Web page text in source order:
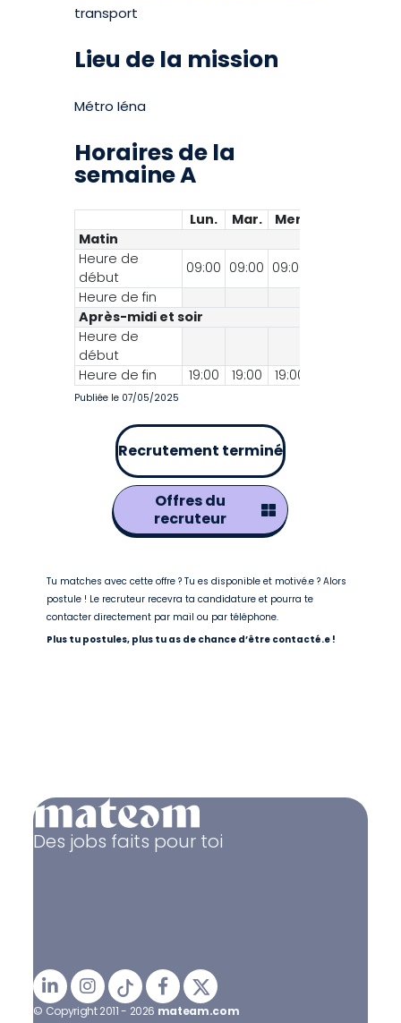
transport
Lieu de la mission
Métro Iéna
Horaires de la
semaine A
Lun. Mar. Mer.
Matin
Heure de
début
09:00 09:00 09:00
Heure de fin
Après-midi et soir
Heure de
début
Heure de fin
19:00 19:00 19:00
Publiée le 07/05/2025
Recrutement terminé
Offres du
recruteur
Tu matches avec cette offre ? Tu es disponible et motivé.e ? Alors
postule ! Le recruteur recevra ta candidature et pourra te
contacter directement par mail ou par téléphone.
Plus tu postules, plus tu as de chance d’être contacté.e !
Des jobs faits pour toi
© Copyright 2011 - 2026 mateam.com